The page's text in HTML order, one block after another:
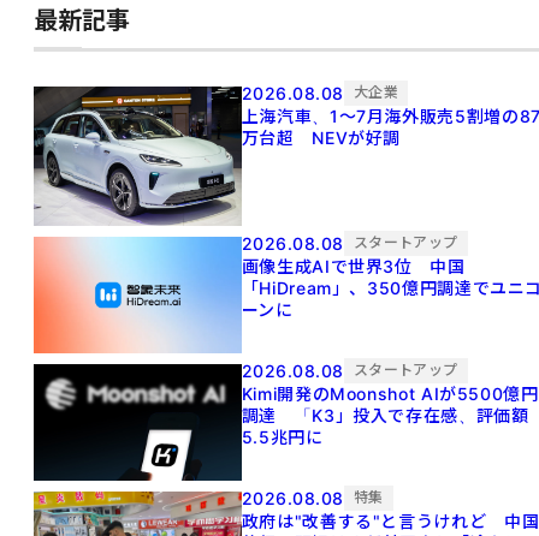
最新記事
2026.08.08 大企業
上海汽車、1～7月海外販売5割増の
万台超 NEVが好調
2026.08.08 スタートアップ
画像生成AIで世界3位 中国
「HiDream」、350億円調達でユニ
ーンに
2026.08.08 スタートアップ
Kimi開発のMoonshot AIが5500億円
調達 「K3」投入で存在感、評価額
5.5兆円に
2026.08.08 特集
政府は"改善する"と言うけれど 中国